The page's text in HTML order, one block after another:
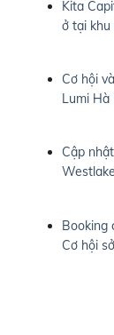
Kita
ở tại khu
Cơ hội
Lumi Hà
Cập
Booking
Cơ hội